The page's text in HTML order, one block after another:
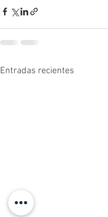
Entradas recientes